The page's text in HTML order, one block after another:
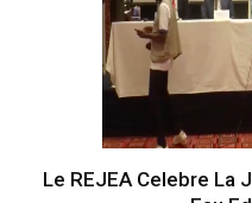
Le REJEA Celebre La